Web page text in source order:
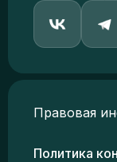
Правовая
Политика